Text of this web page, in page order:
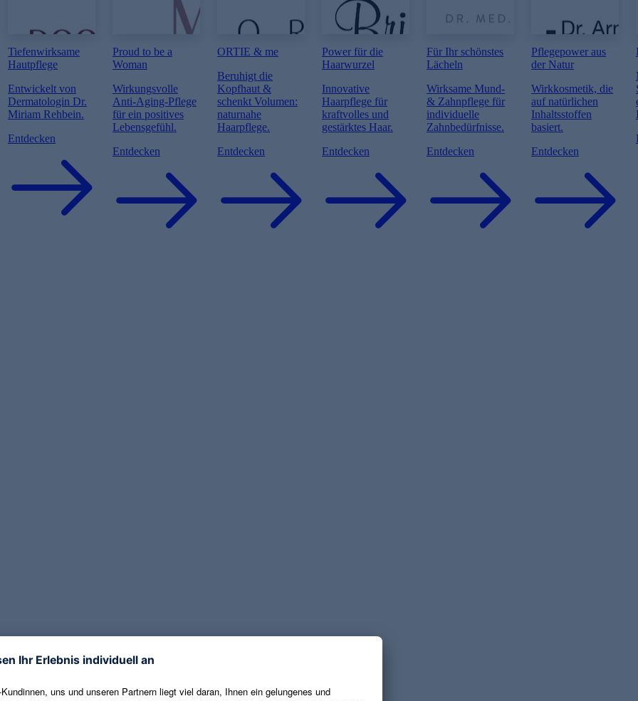
Tiefenwirksame
Hautpflege
Entwickelt von
Dermatologin Dr.
Miriam Rehbein.
Entdecken
Proud to be a
Woman
Wirkungsvolle
Anti-Aging-Pflege
für ein positives
Lebensgefühl.
Entdecken
ORTIE & me
Beruhigt die
Kopfhaut &
schenkt Volumen:
naturnahe
Haarpflege.
Entdecken
Power für die
Haarwurzel
Innovative
Haarpflege für
kraftvolles und
gestärktes Haar.
Entdecken
Für Ihr schönstes
Lächeln
Wirksame Mund-
& Zahnpflege für
individuelle
Zahnbedürfnisse.
Entdecken
Pflegepower aus
der Natur
Wirkkosmetik, die
auf natürlichen
Inhaltsstoffen
basiert.
Entdecken